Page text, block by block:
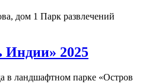
дом 1 Парк развлечений
Индии» 2025
в ландшафтном парке «Остров